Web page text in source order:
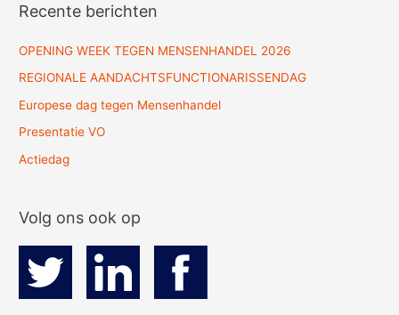
Recente berichten
OPENING WEEK TEGEN MENSENHANDEL 2026
REGIONALE AANDACHTSFUNCTIONARISSENDAG
Europese dag tegen Mensenhandel
Presentatie VO
Actiedag
Volg ons ook op